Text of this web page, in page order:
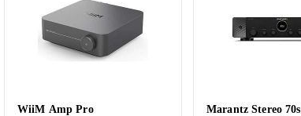
WiiM Amp Pro Marantz Stereo 70s